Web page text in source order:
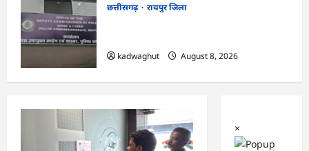
छत्तीसगढ़
रायपुर जिला
kadwaghut
August 8, 2026
×